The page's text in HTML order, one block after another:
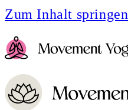
Zum Inhalt springen